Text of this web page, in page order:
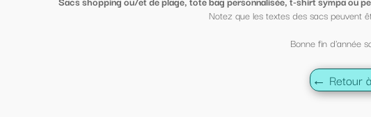
Notez que les textes des sacs peuvent être mis sur des t shirt et vice-versa !